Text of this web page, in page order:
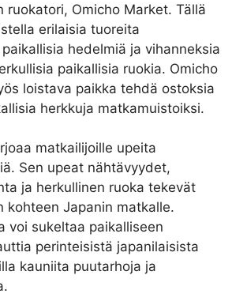
ruokatori, Omicho Market. Tällä
erilaisia tuoreita
hedelmiä ja vihanneksia
paikallisia ruokia. Omicho
loistava paikka tehdä ostoksia
herkkuja matkamuistoiksi.
matkailijoille upeita
Sen upeat nähtävyydet,
ja herkullinen ruoka tekevät
kohteen Japanin matkalle.
voi sukeltaa paikalliseen
perinteisistä japanilaisista
kauniita puutarhoja ja